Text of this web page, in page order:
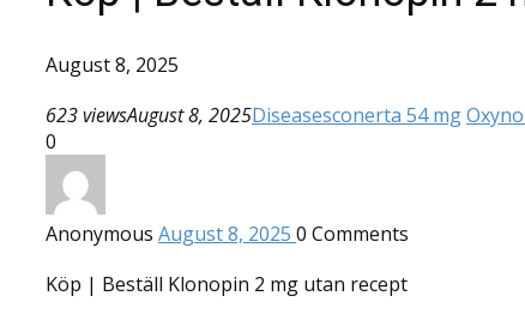
August 8, 2025
623 viewsAugust 8, 2025Diseasesconerta 54 mg
0
Anonymous August 8, 2025 0 Comments
Köp | Beställ Klonopin 2 mg utan recept